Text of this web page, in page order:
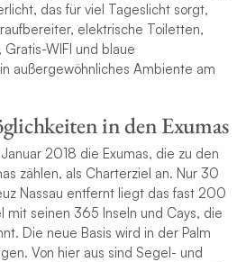
das für viel Tageslicht sorgt,
elektrische Toiletten,
WIFI und blaue
außergewöhnliches Ambiente am
in den Exumas
2018 die Exumas, die zu den
zählen, als Charterziel an. Nur 30
Nassau entfernt liegt das fast 200
mit seinen 365 Inseln und Cays, die
Die neue Basis wird in der Palm
Von hier aus sind Segel- und